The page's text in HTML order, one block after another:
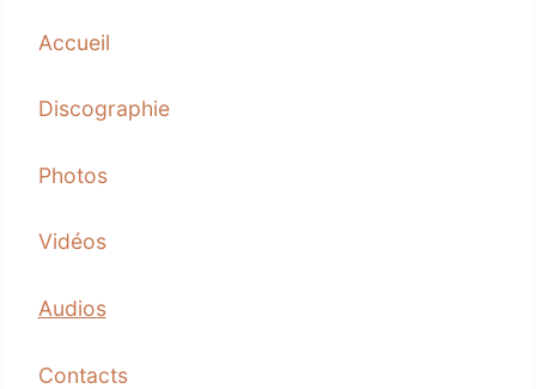
Accueil
Discographie
Photos
Vidéos
Audios
Contacts